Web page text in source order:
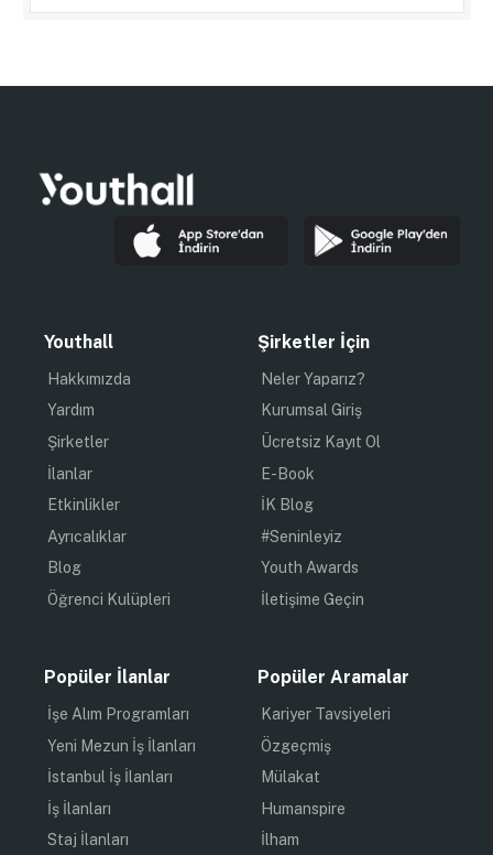
Youthall
Hakkımızda
Yardım
Şirketler
İlanlar
Etkinlikler
Ayrıcalıklar
Blog
Öğrenci Kulüpleri
Şirketler İçin
Neler Yaparız?
Kurumsal Giriş
Ücretsiz Kayıt Ol
E-Book
İK Blog
#Seninleyiz
Youth Awards
İletişime Geçin
Popüler İlanlar
İşe Alım Programları
Yeni Mezun İş İlanları
İstanbul İş İlanları
İş İlanları
Staj İlanları
Popüler Aramalar
Kariyer Tavsiyeleri
Özgeçmiş
Mülakat
Humanspire
İlham